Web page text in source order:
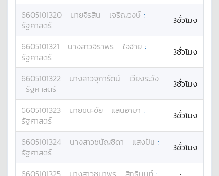
6605101320 นายจิรสิน เจริญวงษ์ :
รัฐศาสตร์
3ชั่วโมง
6605101321 นางสาวจิราพร ใจอ้าย :
รัฐศาสตร์
3ชั่วโมง
6605101322 นางสาวจุฑารัตน์
เวียงระวัง
: รัฐศาสตร์ 3ชั่วโมง
6605101323 นายชนะชัย แสนอาษา :
รัฐศาสตร์
3ชั่วโมง
6605101324 นางสาวชนัญชิดา แสงปัน :
รัฐศาสตร์
3ชั่วโมง
6605101325 นางสาวชนาพร สิทธินนท์ :